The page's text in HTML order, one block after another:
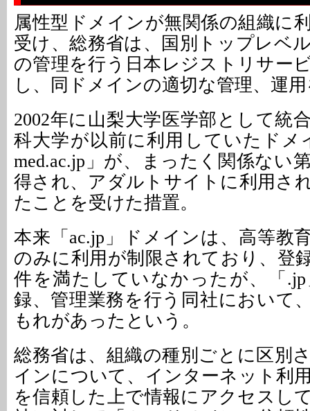
属性型ドメインが無関係の組織に
受け、総務省は、国別トップレベ
の管理を行う日本レジストリサー
し、同ドメインの適切な管理、運
2002年に山梨大学医学部として統
科大学が以前に利用していたドメ
med.ac.jp」が、まったく関係ない
得され、アダルトサイトに利用さ
たことを受けた措置。
本来「ac.jp」ドメインは、高等教
のみに利用が制限されており、登
件を満たしていなかったが、「
録、管理業務を行う同社において
もれがあったという。
総務省は、組織の種別ごとに区別
インについて、インターネット利
を信頼した上で情報にアクセスし